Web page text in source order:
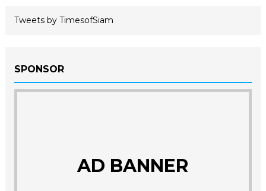
Tweets by TimesofSiam
SPONSOR
AD BANNER